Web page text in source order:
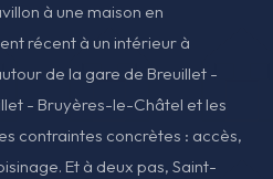
à une maison en
récent à un intérieur à
de la gare de Breuillet -
- Bruyères-le-Châtel et les
contraintes concrètes : accès,
Et à deux pas, Saint-